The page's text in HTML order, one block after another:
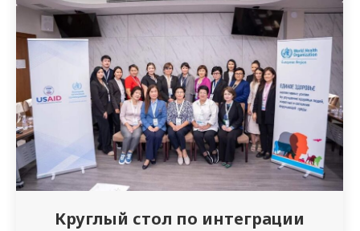
республике более 2 миллионов граждан
старше 60 лет. Студенты 2427 группы
специальности «Общая медицина»
организовали поздравления…
Круглый стол по интеграции